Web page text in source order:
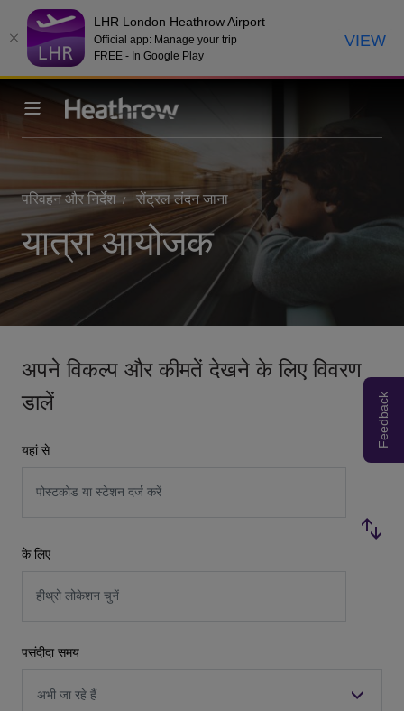
LHR London Heathrow Airport
Official app: Manage your trip
FREE - In Google Play
VIEW
परिवहन और निर्देश सेंट्रल लंदन जाना
यात्रा आयोजक
अपने विकल्प और कीमतें देखने के लिए विवरण
डालें
यहां से
पोस्टकोड या स्टेशन दर्ज करें
के लिए
हीथ्रो लोकेशन चुनें
पसंदीदा समय
Feedback